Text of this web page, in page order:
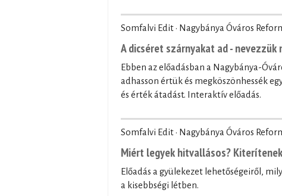
Somfalvi Edit · Nagybánya Óváros
A dicséret szárnyakat ad -
Ebben az előadásban a Nagybánya-
adhasson értük és megköszönhessék
és érték átadást. Interaktív előadás.
Somfalvi Edit · Nagybánya Óváros
Miért legyek hitvallásos?
Előadás a gyülekezet lehetőségeiről,
a kisebbségi létben.